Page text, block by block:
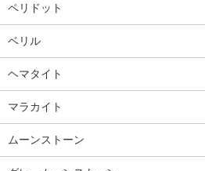
ペリドット
ベリル
ヘマタイト
マラカイト
ムーンストーン